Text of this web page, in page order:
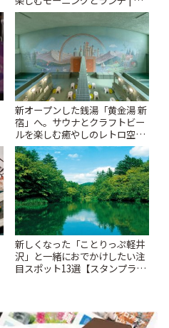
とりっぷ
新オープンした銭湯「黄金湯 新
宿」へ。サウナとクラフトビー
ルを楽しむ癒やしのレトロ空間
| ことりっぷ
新しくなった「ことりっぷ軽井
沢」と一緒におでかけしたい注
目スポット13選【スタンプラリ